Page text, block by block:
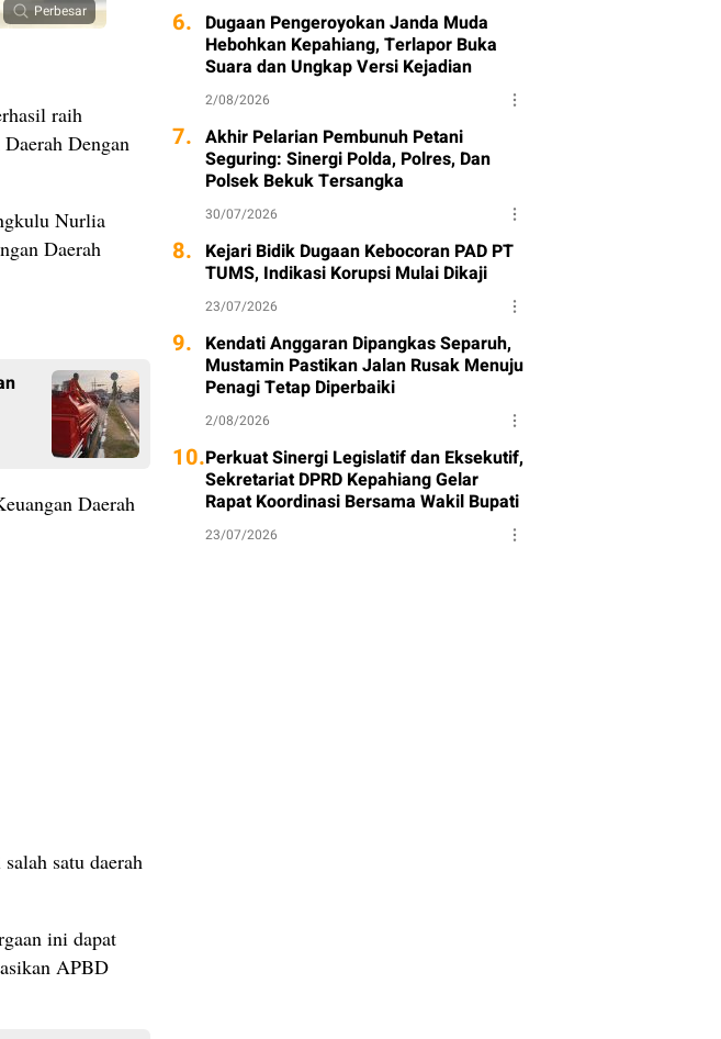
Perbesar
raih
Dengan
Nurlia
Daerah
Daerah
satu daerah
ini dapat
APBD
6. Dugaan Pengeroyokan Janda Muda
Hebohkan Kepahiang, Terlapor Buka
Suara dan Ungkap Versi Kejadian
2/08/2026
7. Akhir Pelarian Pembunuh Petani
Seguring: Sinergi Polda, Polres, Dan
Polsek Bekuk Tersangka
30/07/2026
8. Kejari Bidik Dugaan Kebocoran PAD PT
TUMS, Indikasi Korupsi Mulai Dikaji
23/07/2026
9. Kendati Anggaran Dipangkas Separuh,
Mustamin Pastikan Jalan Rusak Menuju
Penagi Tetap Diperbaiki
2/08/2026
10.Perkuat Sinergi Legislatif dan Eksekutif,
Sekretariat DPRD Kepahiang Gelar
Rapat Koordinasi Bersama Wakil Bupati
23/07/2026